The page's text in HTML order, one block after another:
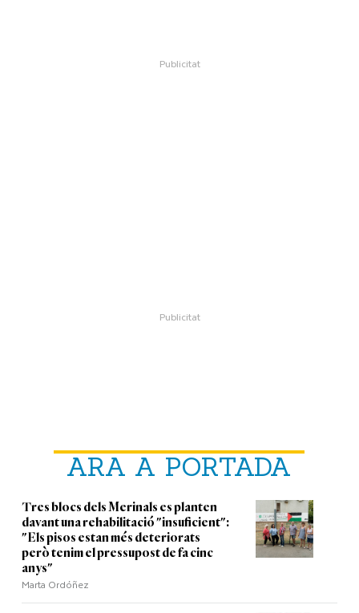
ARA A PORTADA
Tres blocs dels Merinals es planten
davant una rehabilitació "insuficient":
"Els pisos estan més deteriorats
però tenim el pressupost de fa cinc
anys"
Marta Ordóñez